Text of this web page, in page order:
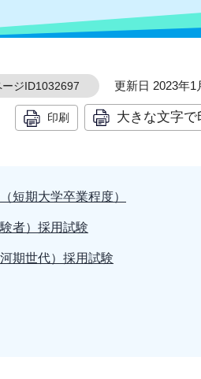
ージID1032697 更新日 2023年1
印刷 大きな文字で
短期大学卒業程度）
者）採用試験
期世代）採用試験